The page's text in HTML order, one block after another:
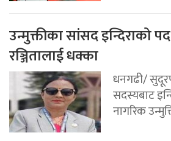
उन्मुक्तीका सांसद इन्दिराको
रञ्जितालाई धक्का
धनगढी/
सदस्यबाट
नागरिक